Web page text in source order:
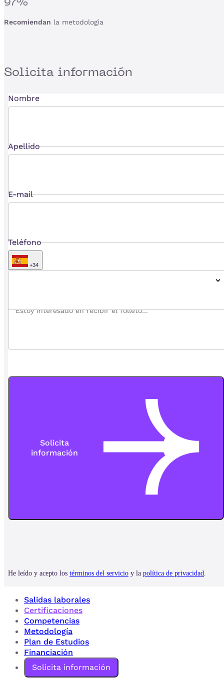
Recomiendan la metodología
Solicita información
Salidas laborales
Certificaciones
Competencias
Metodología
Plan de Estudios
Financiación
Solicita información